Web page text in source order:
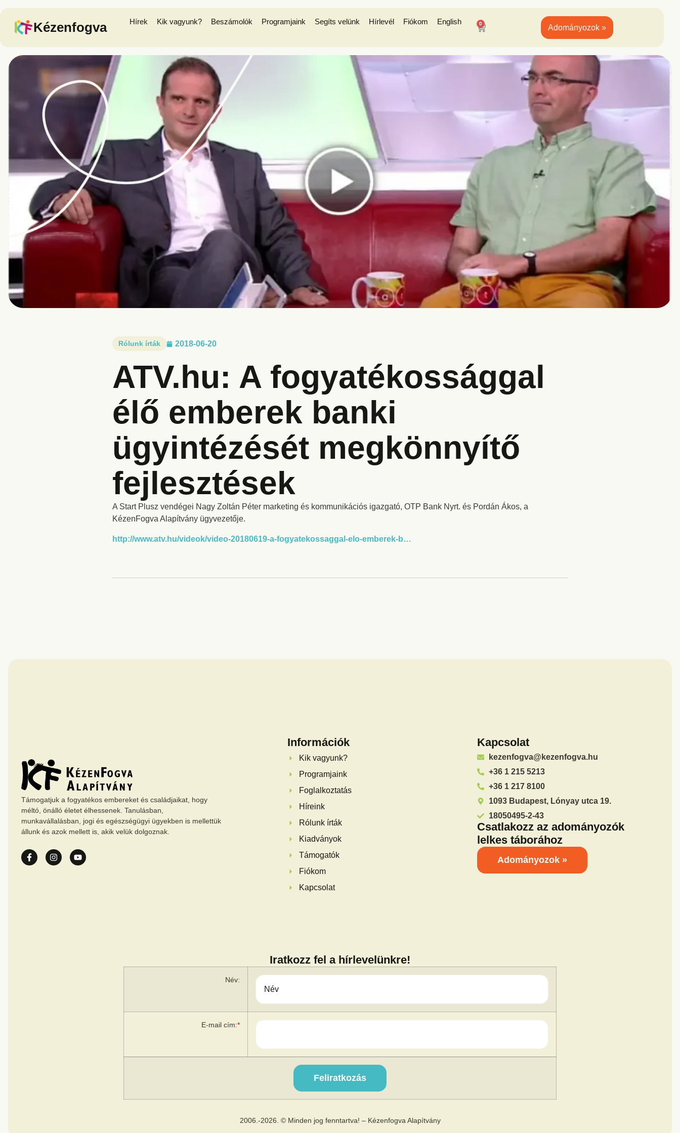
Kézenfogva Hírek Kik vagyunk? Beszámolók Programjaink Segíts velünk Hírlevél Fiókom English 0 Adományozok »
Rólunk írták 2018-06-20
ATV.hu: A fogyatékossággal
élő emberek banki
ügyintézését megkönnyítő
fejlesztések
A Start Plusz vendégei Nagy Zoltán Péter marketing és kommunikációs igazgató, OTP Bank Nyrt. és Pordán Ákos, a
KézenFogva Alapítvány ügyvezetője.
http://www.atv.hu/videok/video-20180619-a-fogyatekossaggal-elo-emberek-b…
Támogatjuk a fogyatékos embereket és családjaikat, hogy
méltó, önálló életet élhessenek. Tanulásban,
munkavállalásban, jogi és egészségügyi ügyekben is mellettük
állunk és azok mellett is, akik velük dolgoznak.
Információk
Kik vagyunk?
Programjaink
Foglalkoztatás
Híreink
Rólunk írták
Kiadványok
Támogatók
Fiókom
Kapcsolat
Kapcsolat
kezenfogva@kezenfogva.hu
+36 1 215 5213
+36 1 217 8100
1093 Budapest, Lónyay utca 19.
18050495-2-43
Csatlakozz az adományozók
lelkes táborához
Adományozok »
Iratkozz fel a hírlevelünkre!
Név:
E-mail cím:*
2006.-2026. © Minden jog fenntartva! – Kézenfogva Alapítvány